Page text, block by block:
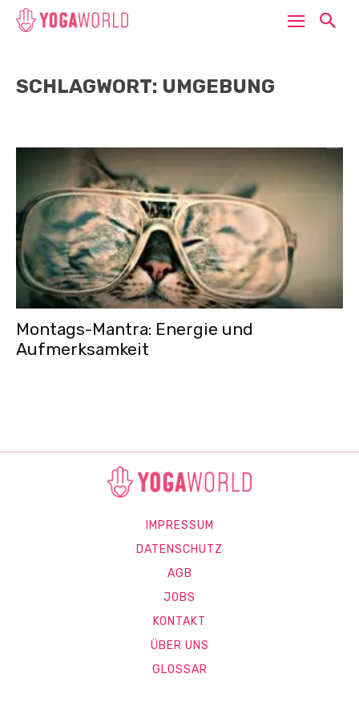
SCHLAGWORT: UMGEBUNG
Montags-Mantra: Energie und
Aufmerksamkeit
IMPRESSUM
DATENSCHUTZ
AGB
JOBS
KONTAKT
ÜBER UNS
GLOSSAR